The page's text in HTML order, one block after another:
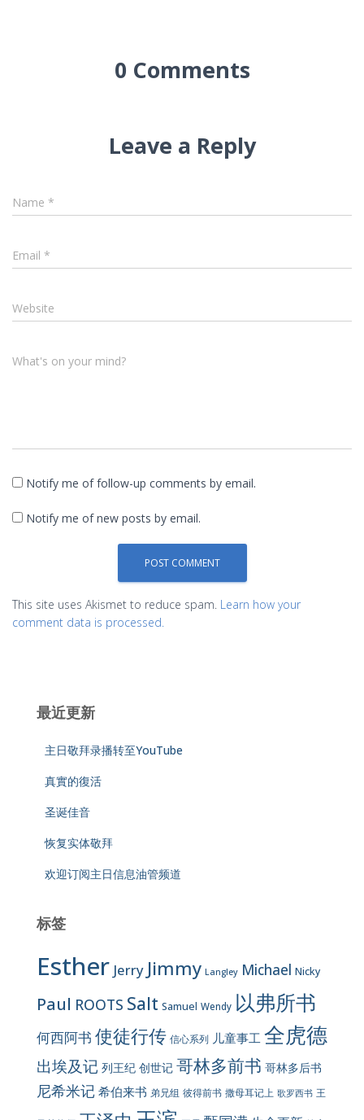
0 Comments
Leave a Reply
Name *
Email *
Website
What's on your mind?
Notify me of follow-up comments by email.
Notify me of new posts by email.
This site uses Akismet to reduce spam. Learn how your
comment data is processed.
最近更新
主日敬拜录播转至YouTube
真實的復活
圣诞佳音
恢复实体敬拜
欢迎订阅主日信息油管频道
标签
Esther Jerry Jimmy Langley Michael Nicky
Paul ROOTS Salt Samuel Wendy 以弗所书
何西阿书 使徒行传 信心系列 儿童事工 全虎德
出埃及记 列王纪 创世记 哥林多前书 哥林多后书
尼希米记 希伯来书 弟兄组 彼得前书 撒母耳记上 歌罗西书 王